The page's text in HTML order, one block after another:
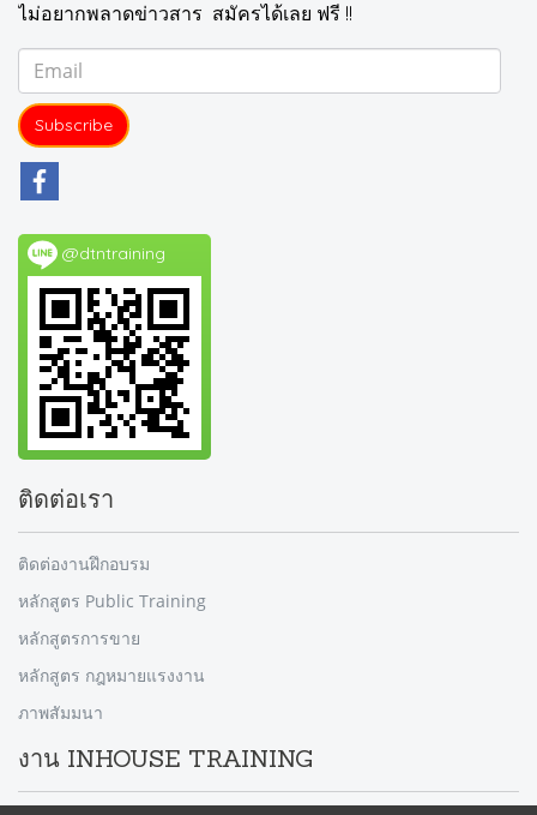
ไม่อยากพลาดข่าวสาร สมัครได้เลย ฟรี !!
Subscribe
@dtntraining
ติดต่อเรา
ติดต่องานฝึกอบรม
หลักสูตร Public Training
หลักสูตรการขาย
หลักสูตร กฎหมายแรงงาน
ภาพสัมมนา
งาน INHOUSE TRAINING